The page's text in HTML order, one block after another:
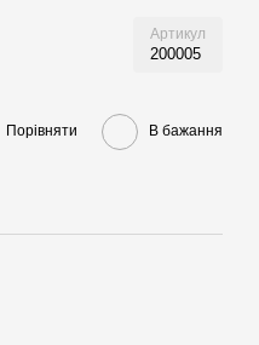
Артикул
200005
Порівняти В бажання